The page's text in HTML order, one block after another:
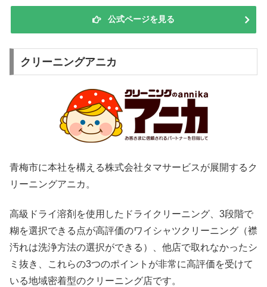
公式ページを見る
クリーニングアニカ
青梅市に本社を構える株式会社タマサービスが展開するク
リーニングアニカ。
高級ドライ溶剤を使用したドライクリーニング、3段階で
糊を選択できる点が高評価のワイシャツクリーニング（襟
汚れは洗浄方法の選択ができる）、他店で取れなかったシ
ミ抜き、これらの3つのポイントが非常に高評価を受けて
いる地域密着型のクリーニング店です。